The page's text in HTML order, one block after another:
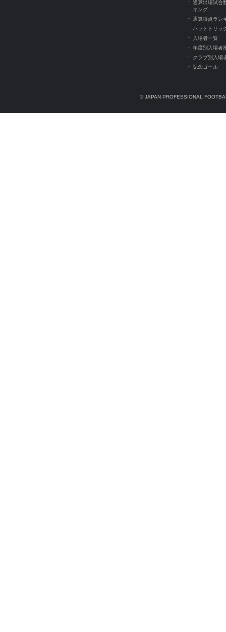
通算出場試合
キング
通算得点ラン
ハットトリッ
入場者一覧
年度別入場者
クラブ別入場
記念ゴール
© JAPAN PROFESSIONAL